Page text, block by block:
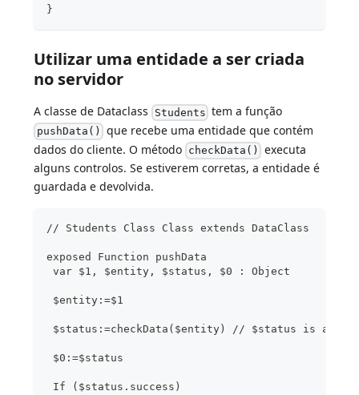
}
Utilizar uma entidade a ser criada
no servidor
A classe de Dataclass Students tem a função
pushData() que recebe uma entidade que contém
dados do cliente. O método checkData() executa
alguns controlos. Se estiverem corretas, a entidade é
guardada e devolvida.
// Students Class Class extends DataClass
exposed Function pushData
var $1, $entity, $status, $0 : Object
$entity:=$1
$status:=checkData($entity) // $status is an
$0:=$status
If ($status.success)